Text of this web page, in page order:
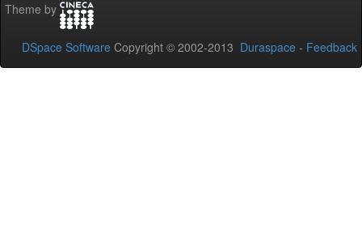
Theme by
DSpace Software Copyright © 2002-2013 Duraspace - Feedback